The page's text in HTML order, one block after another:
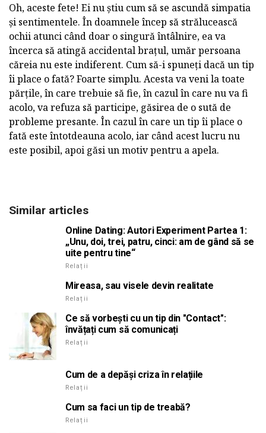
Oh, aceste fete! Ei nu știu cum să se ascundă simpatia
și sentimentele. În doamnele încep să strălucească
ochii atunci când doar o singură întâlnire, ea va
încerca să atingă accidental brațul, umăr persoana
căreia nu este indiferent. Cum să-i spuneți dacă un tip
îi place o fată? Foarte simplu. Acesta va veni la toate
părțile, în care trebuie să fie, în cazul în care nu va fi
acolo, va refuza să participe, găsirea de o sută de
probleme presante. În cazul în care un tip îi place o
fată este întotdeauna acolo, iar când acest lucru nu
este posibil, apoi găsi un motiv pentru a apela.
Similar articles
Online Dating: Autori Experiment Partea 1:
„Unu, doi, trei, patru, cinci: am de gând să se
uite pentru tine“
Relații
Mireasa, sau visele devin realitate
Relații
Ce să vorbești cu un tip din "Contact":
învățați cum să comunicați
Relații
Cum de a depăși criza în relațiile
Relații
Cum sa faci un tip de treabă?
Relații